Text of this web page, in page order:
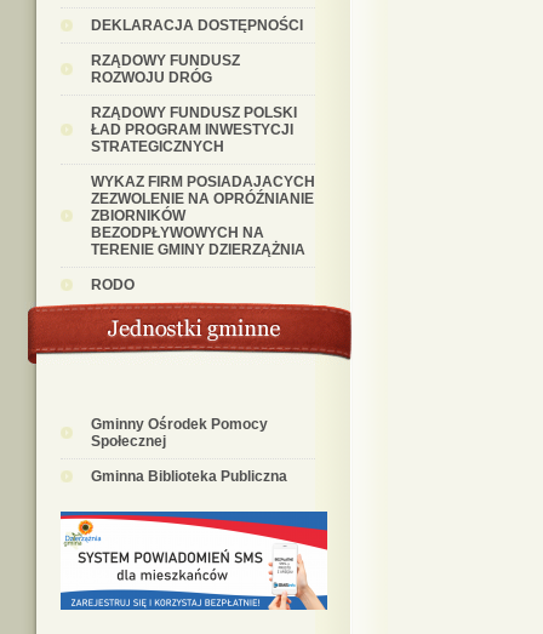
DEKLARACJA DOSTĘPNOŚCI
RZĄDOWY FUNDUSZ
ROZWOJU DRÓG
RZĄDOWY FUNDUSZ POLSKI
ŁAD PROGRAM INWESTYCJI
STRATEGICZNYCH
WYKAZ FIRM POSIADAJACYCH
ZEZWOLENIE NA OPRÓŹNIANIE
ZBIORNIKÓW
BEZODPŁYWOWYCH NA
TERENIE GMINY DZIERZĄŻNIA
RODO
Gminny Ośrodek Pomocy
Społecznej
Gminna Biblioteka Publiczna